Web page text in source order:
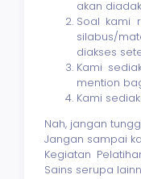
akan
Soal kami
silabus/
diakses
Kami
mention
Kami
Nah, jangan
Jangan sampai
Kegiatan
Sains serupa